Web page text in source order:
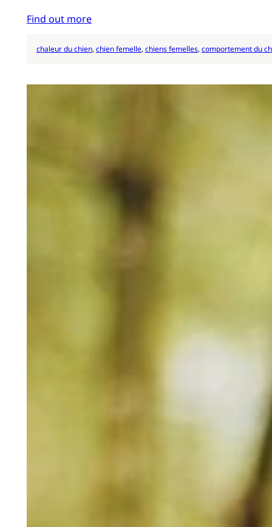
Find out more
chaleur du chien, chien femelle, chiens femelles, comportement du